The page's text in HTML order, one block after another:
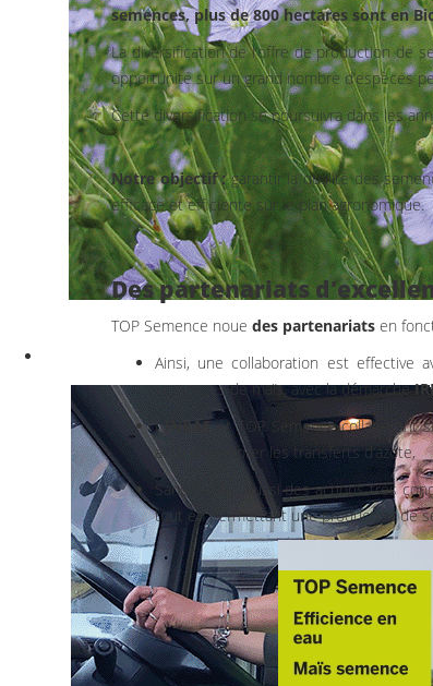
semences, plus de 800 hectares sont en
La diversification de l’offre de production de
opportunité sur un grand nombre d’espèces
Cette diversification se poursuivra dans les
Notre objectif :garantir la qualité des
efficace et efficiente sur le plan agronomique.
Des partenariats
TOP Semence noue des partenariats en
Ainsi, une collaboration est effective
semences de maïs, avec la démarche
L’ INRAEet TOP Semence collaborent
ainsi d’améliorer les transferts d’azote,
Sans oublier aussi des actions très
tout en permettant une production de